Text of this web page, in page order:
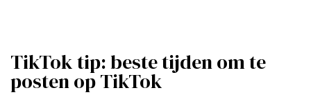
TikTok tip: beste tijden om te
posten op TikTok